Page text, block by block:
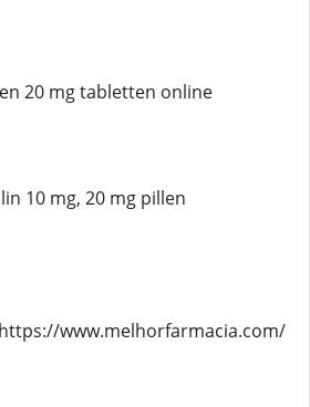
20 mg tabletten online
10 mg, 20 mg pillen
www.melhorfarmacia.com/